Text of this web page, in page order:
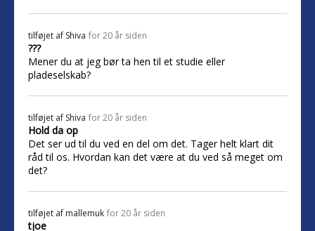
tilføjet af Shiva for 20 år siden
???
Mener du at jeg bør ta hen til et studie eller
pladeselskab?
tilføjet af Shiva for 20 år siden
Hold da op
Det ser ud til du ved en del om det. Tager helt klart dit
råd til os. Hvordan kan det være at du ved så meget om
det?
tilføjet af mallemuk for 20 år siden
tjoe